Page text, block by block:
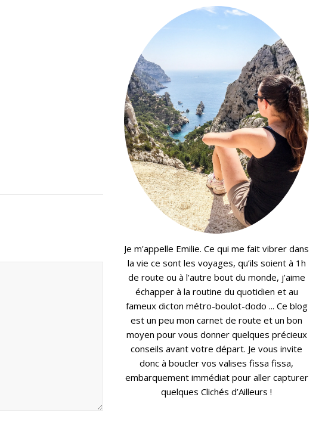
Je m'appelle Emilie. Ce qui me fait vibrer dans
la vie ce sont les voyages, qu’ils soient à 1h
de route ou à l’autre bout du monde, j’aime
échapper à la routine du quotidien et au
fameux dicton métro-boulot-dodo ... Ce blog
est un peu mon carnet de route et un bon
moyen pour vous donner quelques précieux
conseils avant votre départ. Je vous invite
donc à boucler vos valises fissa fissa,
embarquement immédiat pour aller capturer
quelques Clichés d’Ailleurs !